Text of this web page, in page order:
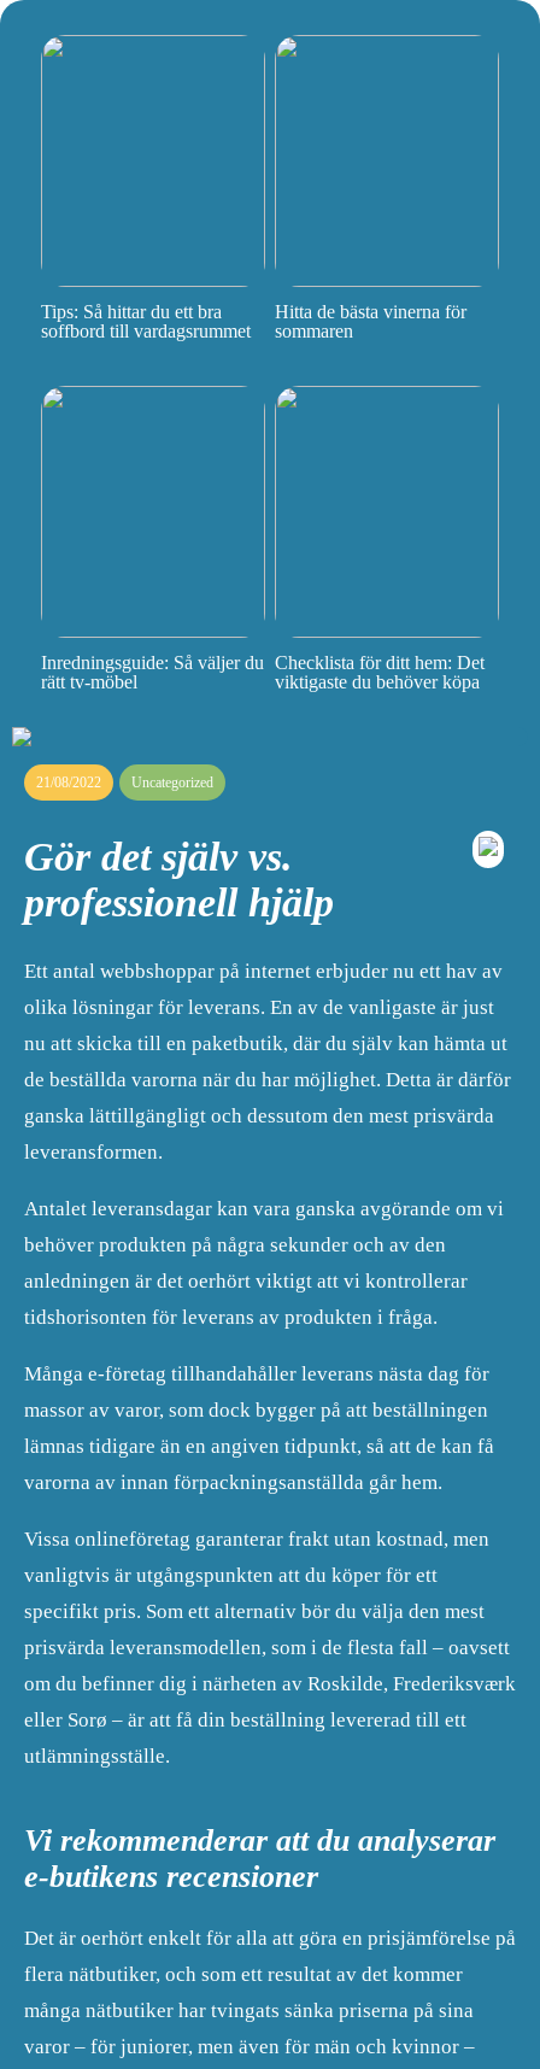
Tips: Så hittar du ett bra
soffbord till vardagsrummet
Hitta de bästa vinerna för
sommaren
Inredningsguide: Så väljer du
rätt tv-möbel
Checklista för ditt hem: Det
viktigaste du behöver köpa
21/08/2022 Uncategorized
Gör det själv vs.
professionell hjälp
Ett antal webbshoppar på internet erbjuder nu ett hav av
olika lösningar för leverans. En av de vanligaste är just
nu att skicka till en paketbutik, där du själv kan hämta ut
de beställda varorna när du har möjlighet. Detta är därför
ganska lättillgängligt och dessutom den mest prisvärda
leveransformen.
Antalet leveransdagar kan vara ganska avgörande om vi
behöver produkten på några sekunder och av den
anledningen är det oerhört viktigt att vi kontrollerar
tidshorisonten för leverans av produkten i fråga.
Många e-företag tillhandahåller leverans nästa dag för
massor av varor, som dock bygger på att beställningen
lämnas tidigare än en angiven tidpunkt, så att de kan få
varorna av innan förpackningsanställda går hem.
Vissa onlineföretag garanterar frakt utan kostnad, men
vanligtvis är utgångspunkten att du köper för ett
specifikt pris. Som ett alternativ bör du välja den mest
prisvärda leveransmodellen, som i de flesta fall – oavsett
om du befinner dig i närheten av Roskilde, Frederiksværk
eller Sorø – är att få din beställning levererad till ett
utlämningsställe.
Vi rekommenderar att du analyserar
e-butikens recensioner
Det är oerhört enkelt för alla att göra en prisjämförelse på
flera nätbutiker, och som ett resultat av det kommer
många nätbutiker har tvingats sänka priserna på sina
varor – för juniorer, men även för män och kvinnor –